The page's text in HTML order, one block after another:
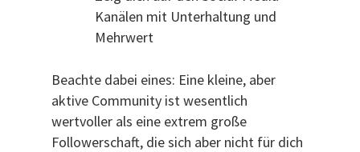
Kanälen mit Unterhaltung und
Mehrwert
Beachte dabei eines: Eine kleine, aber
aktive Community ist wesentlich
wertvoller als eine extrem große
Followerschaft, die sich aber nicht für dich